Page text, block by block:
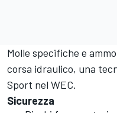
Molle specifiche e
corsa idraulico, una
Sport nel WEC.
Sicurezza